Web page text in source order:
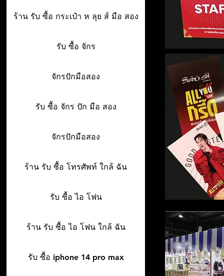
ร้าน รับ ซื้อ กระเป๋า ห ลุย ส์ มือ สอง
รับ ซื้อ จักร
จักรปักมือสอง
รับ ซื้อ จักร ปัก มือ สอง
จักรปักมือสอง
ร้าน รับ ซื้อ โทรศัพท์ ใกล้ ฉัน
รับ ซื้อ ไอ โฟน
ร้าน รับ ซื้อ ไอ โฟน ใกล้ ฉัน
รับ ซื้อ iphone 14 pro max